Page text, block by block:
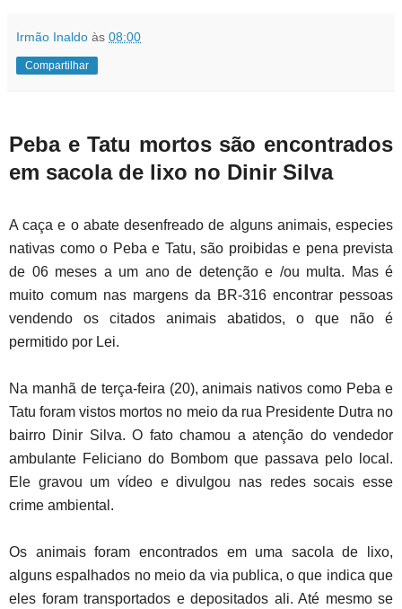
Irmão Inaldo às 08:00
Compartilhar
Peba e Tatu mortos são encontrados
em sacola de lixo no Dinir Silva
A caça e o abate desenfreado de alguns animais, especies
nativas como o Peba e Tatu, são proibidas e pena prevista
de 06 meses a um ano de detenção e /ou multa. Mas é
muito comum nas margens da BR-316 encontrar pessoas
vendendo os citados animais abatidos, o que não é
permitido por Lei.
Na manhã de terça-feira (20), animais nativos como Peba e
Tatu foram vistos mortos no meio da rua Presidente Dutra no
bairro Dinir Silva. O fato chamou a atenção do vendedor
ambulante Feliciano do Bombom que passava pelo local.
Ele gravou um vídeo e divulgou nas redes socais esse
crime ambiental.
Os animais foram encontrados em uma sacola de lixo,
alguns espalhados no meio da via publica, o que indica que
eles foram transportados e depositados ali. Até mesmo se